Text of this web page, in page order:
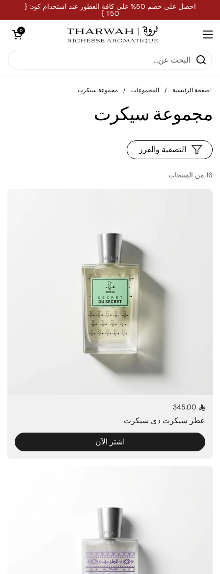
تخطي إلى المحتوى احصل على خصم 50% على كافة العطور عند استخدام كود: {
T50 }
فتح القائمة
فتح العربة
0
الصفحة الرئيسية / المجموعات / مجموعة سيكرت
مجموعة سيكرت
16 من المنتجات
التصفية والفرز
السعر العادي
عطر سيكرت دي سيكرت
اشتر الآن